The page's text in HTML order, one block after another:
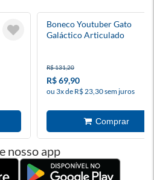
Boneco Youtuber Gato
Galáctico Articulado
R$ 131,20
R$ 69,90
ou 3x de R$ 23,30 sem juros
nosso app